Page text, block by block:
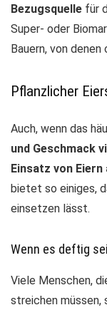
Bezugsquelle für
Super- oder
Bauern, von
Pflanzlicher
Auch, wenn das
und Geschmack
Einsatz von Eiern
bietet so einiges,
einsetzen lässt.
Wenn es deftig
Viele Menschen,
streichen müssen,